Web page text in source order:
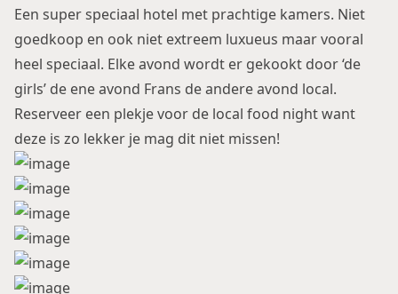
Een super speciaal hotel met prachtige kamers. Niet
goedkoop en ook niet extreem luxueus maar vooral
heel speciaal. Elke avond wordt er gekookt door ‘de
girls’ de ene avond Frans de andere avond local.
Reserveer een plekje voor de local food night want
deze is zo lekker je mag dit niet missen!